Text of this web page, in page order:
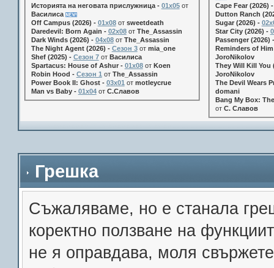
Историята на неговата прислужница - 01х05от
Василиса
Off Campus (2026) - 01x08от sweetdeath
Daredevil: Born Again - 02x08от The_Assassin
Dark Winds (2026) - 04x08от The_Assassin
The Night Agent (2026) - Сезон 3от mia_one
Shef (2025) - Сезон 7от Василиса
Spartacus: House of Ashur - 01x08от Koen
Robin Hood - Сезон 1 от The_Assassin
Power Book II: Ghost - 03x01 от motleycrue
Man vs Baby - 01x04от С.Славов
Cape Fear (2026)
Dutton Ranch
Sugar (2026) -
Star City (2026) -
Passenger (2026)
Reminders of
JoroNikolov
They Will Kill You
JoroNikolov
The Devil Wears
domani
Bang My Box:
от С. Славов
Грешка
Съжалявамe, но е станала
коректно ползване на
не я оправдава, моля